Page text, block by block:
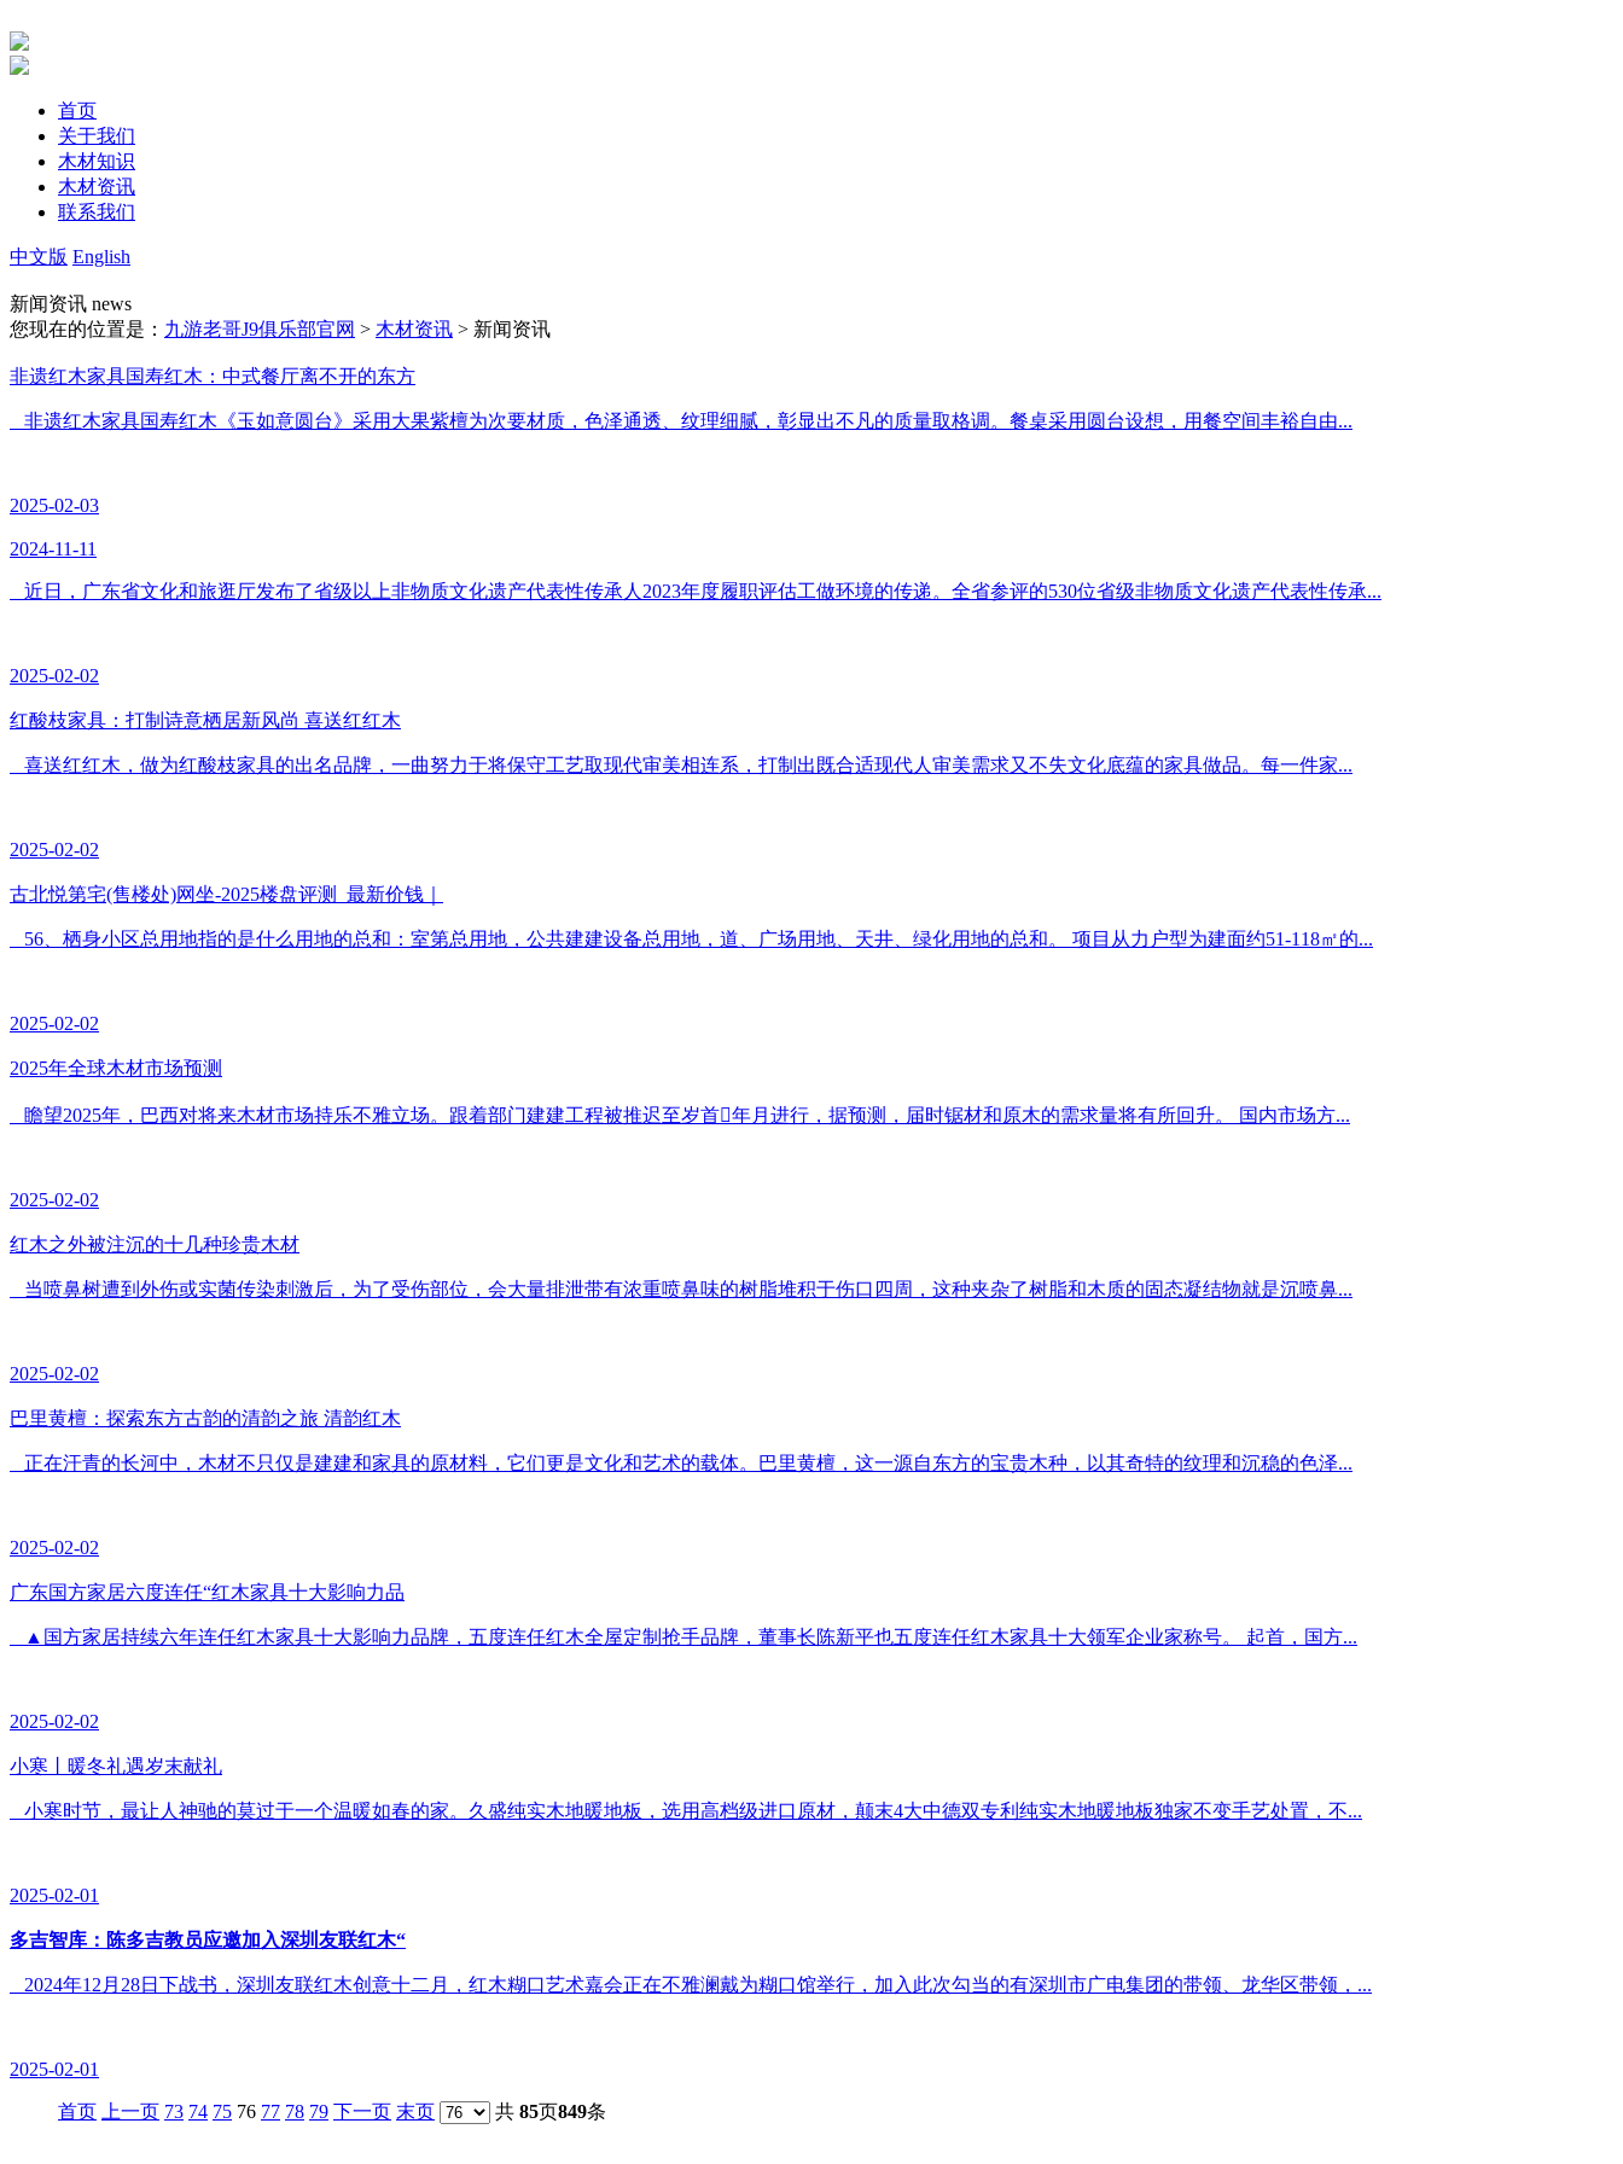
首页
关于我们
木材知识
木材资讯
联系我们
中文版 English
新闻资讯 news
您现在的位置是： 九游老哥J9俱乐部官网 > 木材资讯 > 新闻资讯
非遗红木家具国寿红木：中式餐厅离不开的东方
非遗红木家具国寿红木《玉如意圆台》采用大果紫檀为次要材质，色泽通透、纹理细腻，彰显出不凡的质量取格调。餐桌采用圆台设想，用餐空间丰裕自由...
2025-02-03
2024-11-11
近日，广东省文化和旅逛厅发布了省级以上非物质文化遗产代表性传承人2023年度履职评估工做环境的传递。全省参评的530位省级非物质文化遗产代表性传承...
2025-02-02
红酸枝家具：打制诗意栖居新风尚 喜送红红木
喜送红红木，做为红酸枝家具的出名品牌，一曲努力于将保守工艺取现代审美相连系，打制出既合适现代人审美需求又不失文化底蕴的家具做品。每一件家...
2025-02-02
古北悦第宅(售楼处)网坐-2025楼盘评测_最新价钱｜
56、栖身小区总用地指的是什么用地的总和：室第总用地，公共建建设备总用地，道、广场用地、天井、绿化用地的总和。 项目从力户型为建面约51-118㎡的...
2025-02-02
2025年全球木材市场预测
瞻望2025年，巴西对将来木材市场持乐不雅立场。跟着部门建建工程被推迟至岁首年月进行，据预测，届时锯材和原木的需求量将有所回升。 国内市场方...
2025-02-02
红木之外被注沉的十几种珍贵木材
当喷鼻树遭到外伤或实菌传染刺激后，为了受伤部位，会大量排泄带有浓重喷鼻味的树脂堆积于伤口四周，这种夹杂了树脂和木质的固态凝结物就是沉喷鼻...
2025-02-02
巴里黄檀：探索东方古韵的清韵之旅 清韵红木
正在汗青的长河中，木材不只仅是建建和家具的原材料，它们更是文化和艺术的载体。巴里黄檀，这一源自东方的宝贵木种，以其奇特的纹理和沉稳的色泽...
2025-02-02
广东国方家居六度连任“红木家具十大影响力品
▲国方家居持续六年连任红木家具十大影响力品牌，五度连任红木全屋定制抢手品牌，董事长陈新平也五度连任红木家具十大领军企业家称号。 起首，国方...
2025-02-02
小寒丨暖冬礼遇岁末献礼
小寒时节，最让人神驰的莫过于一个温暖如春的家。久盛纯实木地暖地板，选用高档级进口原材，颠末4大中德双专利纯实木地暖地板独家不变手艺处置，不...
2025-02-01
多吉智库：陈多吉教员应邀加入深圳友联红木“
2024年12月28日下战书，深圳友联红木创意十二月，红木糊口艺术嘉会正在不雅澜戴为糊口馆举行，加入此次勾当的有深圳市广电集团的带领、龙华区带领，...
2025-02-01
首页 上一页 73 74 75 76 77 78 79 下一页 末页 共 85页849条